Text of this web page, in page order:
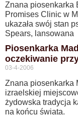
Znana piosenkarka
Promises Clinic w
ukazała swój stan
Spears, lansowana
Piosenkarka
oczekiwanie
03-4-2006
Znana piosenkarka
izraelskiej
żydowska tradycja
na końcu świata.